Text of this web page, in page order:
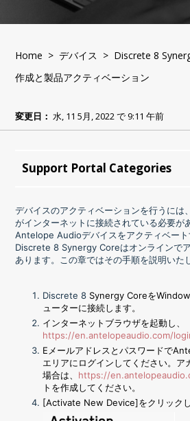
Home >デバイス > Discrete 8
作成と製品アクティベーション
変更日： 水, 11 5月, 2022 で 9:11 午前
Support Portal Categories
デバイスのアクティベーションを行うには
がインターネットに接続されている必要が
Antelope Audioデバイスをアクティベート
Discrete 8 Synergy Coreはオンラインで
あります。この章ではその手順を説明いた
Discrete 8 Synergy Coreを
ューターに接続します。
インターネットブラウザを起動し、
https://en.antelopeaudio.com/
Eメールアドレスとパスワードで
エリアにログインしてください。ア
場合は、 https://
トを作成してください。
[Activate New Device]をクリック